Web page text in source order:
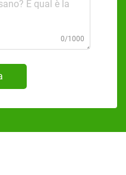
0/1000